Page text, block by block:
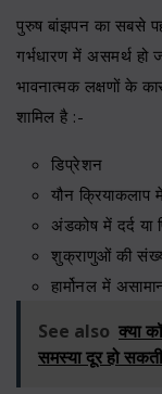
पुरुष बांझपन का सबसे
गर्भधारण में असमर्थ
भावनात्मक लक्षणों के
शामिल है :-
डिप्रेशन
यौन क्रियाकलाप
अंडकोष में दर्द
शुक्राणुओं की
हार्मोनल में
See also क्या
समस्या दूर हो